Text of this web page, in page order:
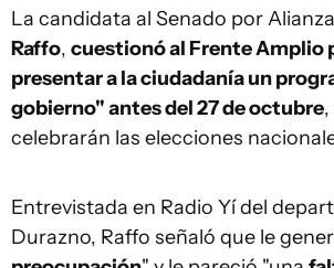
La candidata al Senado por
Raffo, cuestionó al Frente Amplio
presentar a la ciudadanía un
gobierno" antes del 27 de octubre
celebrarán las elecciones
Entrevistada en Radio Yí del
Durazno, Raffo señaló que le